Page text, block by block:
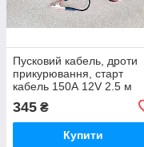
Пусковий кабель, дроти
прикурювання, старт
кабель 150А 12V 2.5 м
Джилі Емгранд Х7, Джилі
Емгранд Х7
345 ₴
Купити